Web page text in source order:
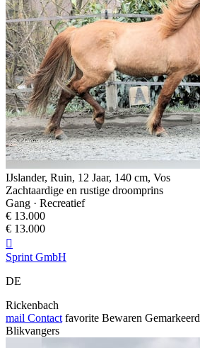
IJslander, Ruin, 12 Jaar, 140 cm, Vos
Zachtaardige en rustige droomprins
Gang · Recreatief
€ 13.000
€ 13.000

Sprint GmbH
DE
Rickenbach
mail Contact favorite Bewaren Gemarkeerd
Blikvangers